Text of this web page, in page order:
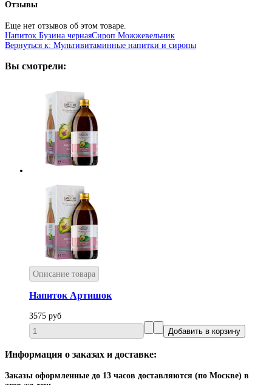
Отзывы
Еще нет отзывов об этом товаре.
Напиток Бузина чернаяСироп Можжевельник
Вернуться к: Мультивитаминные напитки и сиропы
Вы смотрели:
Описание товара
Напиток Артишок
3575 руб
Информация о заказах и доставке:
Заказы оформленные до 13 часов доставляются (по Москве) в